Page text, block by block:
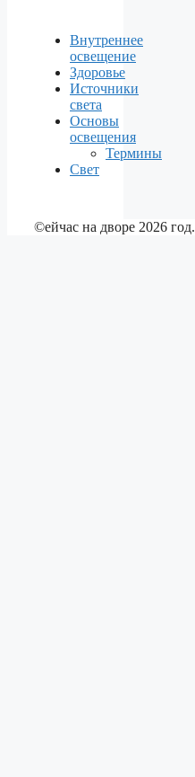
Внутреннее
освещение
Здоровье
Источники
света
Основы
освещения
Термины
Свет
©ейчас на дворе 2026 год.